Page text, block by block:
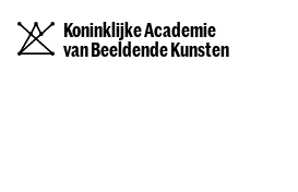
Koninklijke Academie
van Beeldende Kunsten